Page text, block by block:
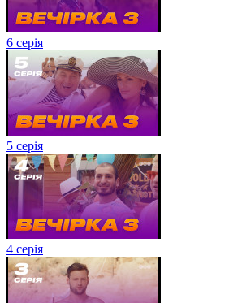
6 серія
5 серія
4 серія